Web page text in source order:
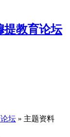
坛 » 主题资料